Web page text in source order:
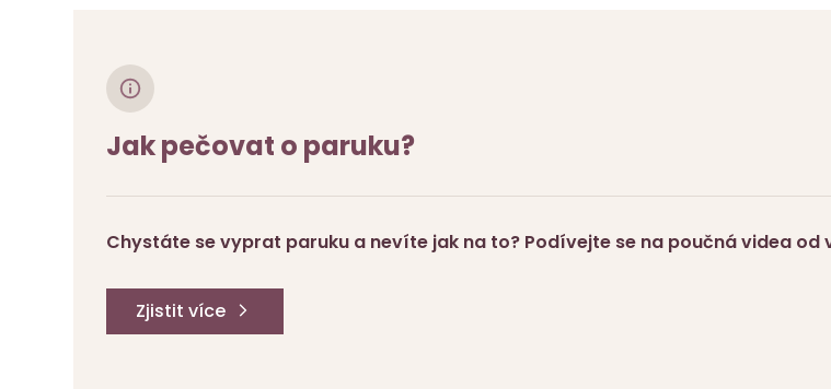
Jak pečovat o paruku?
Chystáte se vyprat paruku a nevíte jak na to? Podívejte se na poučná videa od
Zjistit více